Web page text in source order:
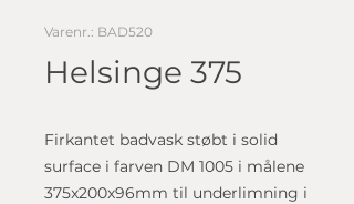
Varenr.: BAD520
Helsinge 375
Firkantet badvask støbt i solid
surface i farven DM 1005 i målene
375x200x96mm til underlimning i